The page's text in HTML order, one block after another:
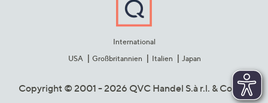
International
USA
Großbritannien Italien Japan
Copyright © 2001 - 2026 QVC Handel S.à r.l. & Co. KG